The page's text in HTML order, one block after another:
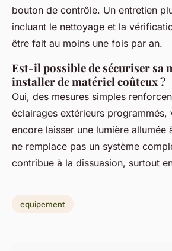
bouton de contrôle. Un entretien
incluant le nettoyage et la
être fait au moins une fois par an.
Est-il possible de sécuriser sa
installer de matériel coûteux ?
Oui, des mesures simples
éclairages extérieurs programmés,
encore laisser une lumière allumée
ne remplace pas un système
contribue à la dissuasion, surtout
equipement